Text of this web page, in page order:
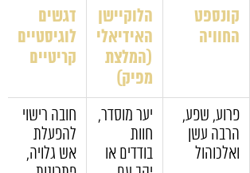
קונספט
החוויה
הלוקיישן
האידיאלי
(המלצת
מפיק)
דגשים
לוגיסטיים
קריטיים
פרוע, שפע,
הרבה עשן
ואלכוהול
יער מוסדר,
חוות
בודדים או
חובה רישוי
להפעלת
אש גלויה,